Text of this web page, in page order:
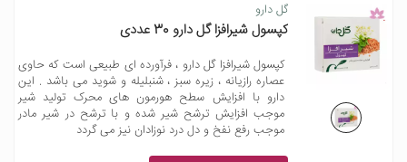
گل دارو
کپسول شیرافزا گل دارو 30 عددی
کپسول شیرافزا گل دارو ، فرآورده ای طبیعی است که حاوی
عصاره رازیانه ، زیره سبز ، شنبلیله و شوید می باشد . این
دارو با افزایش سطح هورمون های محرک تولید شیر
موجب افزایش ترشح شیر شده و با ترشح در شیر مادر
موجب رفع نفخ و دل درد نوزادان نیز می گردد